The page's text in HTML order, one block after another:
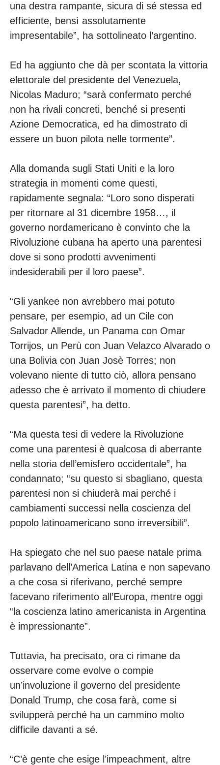
una destra rampante, sicura di sé stessa ed
efficiente, bensì assolutamente
impresentabile”, ha sottolineato l’argentino.
Ed ha aggiunto che dà per scontata la vittoria
elettorale del presidente del Venezuela,
Nicolas Maduro; “sarà confermato perché
non ha rivali concreti, benché si presenti
Azione Democratica, ed ha dimostrato di
essere un buon pilota nelle tormente”.
Alla domanda sugli Stati Uniti e la loro
strategia in momenti come questi,
rapidamente segnala: “Loro sono disperati
per ritornare al 31 dicembre 1958…, il
governo nordamericano è convinto che la
Rivoluzione cubana ha aperto una parentesi
dove si sono prodotti avvenimenti
indesiderabili per il loro paese”.
“Gli yankee non avrebbero mai potuto
pensare, per esempio, ad un Cile con
Salvador Allende, un Panama con Omar
Torrijos, un Perù con Juan Velazco Alvarado o
una Bolivia con Juan Josè Torres; non
volevano niente di tutto ciò, allora pensano
adesso che è arrivato il momento di chiudere
questa parentesi”, ha detto.
“Ma questa tesi di vedere la Rivoluzione
come una parentesi è qualcosa di aberrante
nella storia dell’emisfero occidentale”, ha
condannato; “su questo si sbagliano, questa
parentesi non si chiuderà mai perché i
cambiamenti successi nella coscienza del
popolo latinoamericano sono irreversibili”.
Ha spiegato che nel suo paese natale prima
parlavano dell’America Latina e non sapevano
a che cosa si riferivano, perché sempre
facevano riferimento all’Europa, mentre oggi
“la coscienza latino americanista in Argentina
è impressionante”.
Tuttavia, ha precisato, ora ci rimane da
osservare come evolve o compie
un’involuzione il governo del presidente
Donald Trump, che cosa farà, come si
svilupperà perché ha un cammino molto
difficile davanti a sé.
“C’è gente che esige l’impeachment, altre